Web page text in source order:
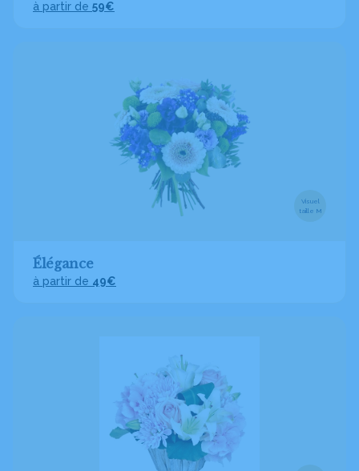
à partir de 59€
Visuel
taille M
Élégance
à partir de 49€